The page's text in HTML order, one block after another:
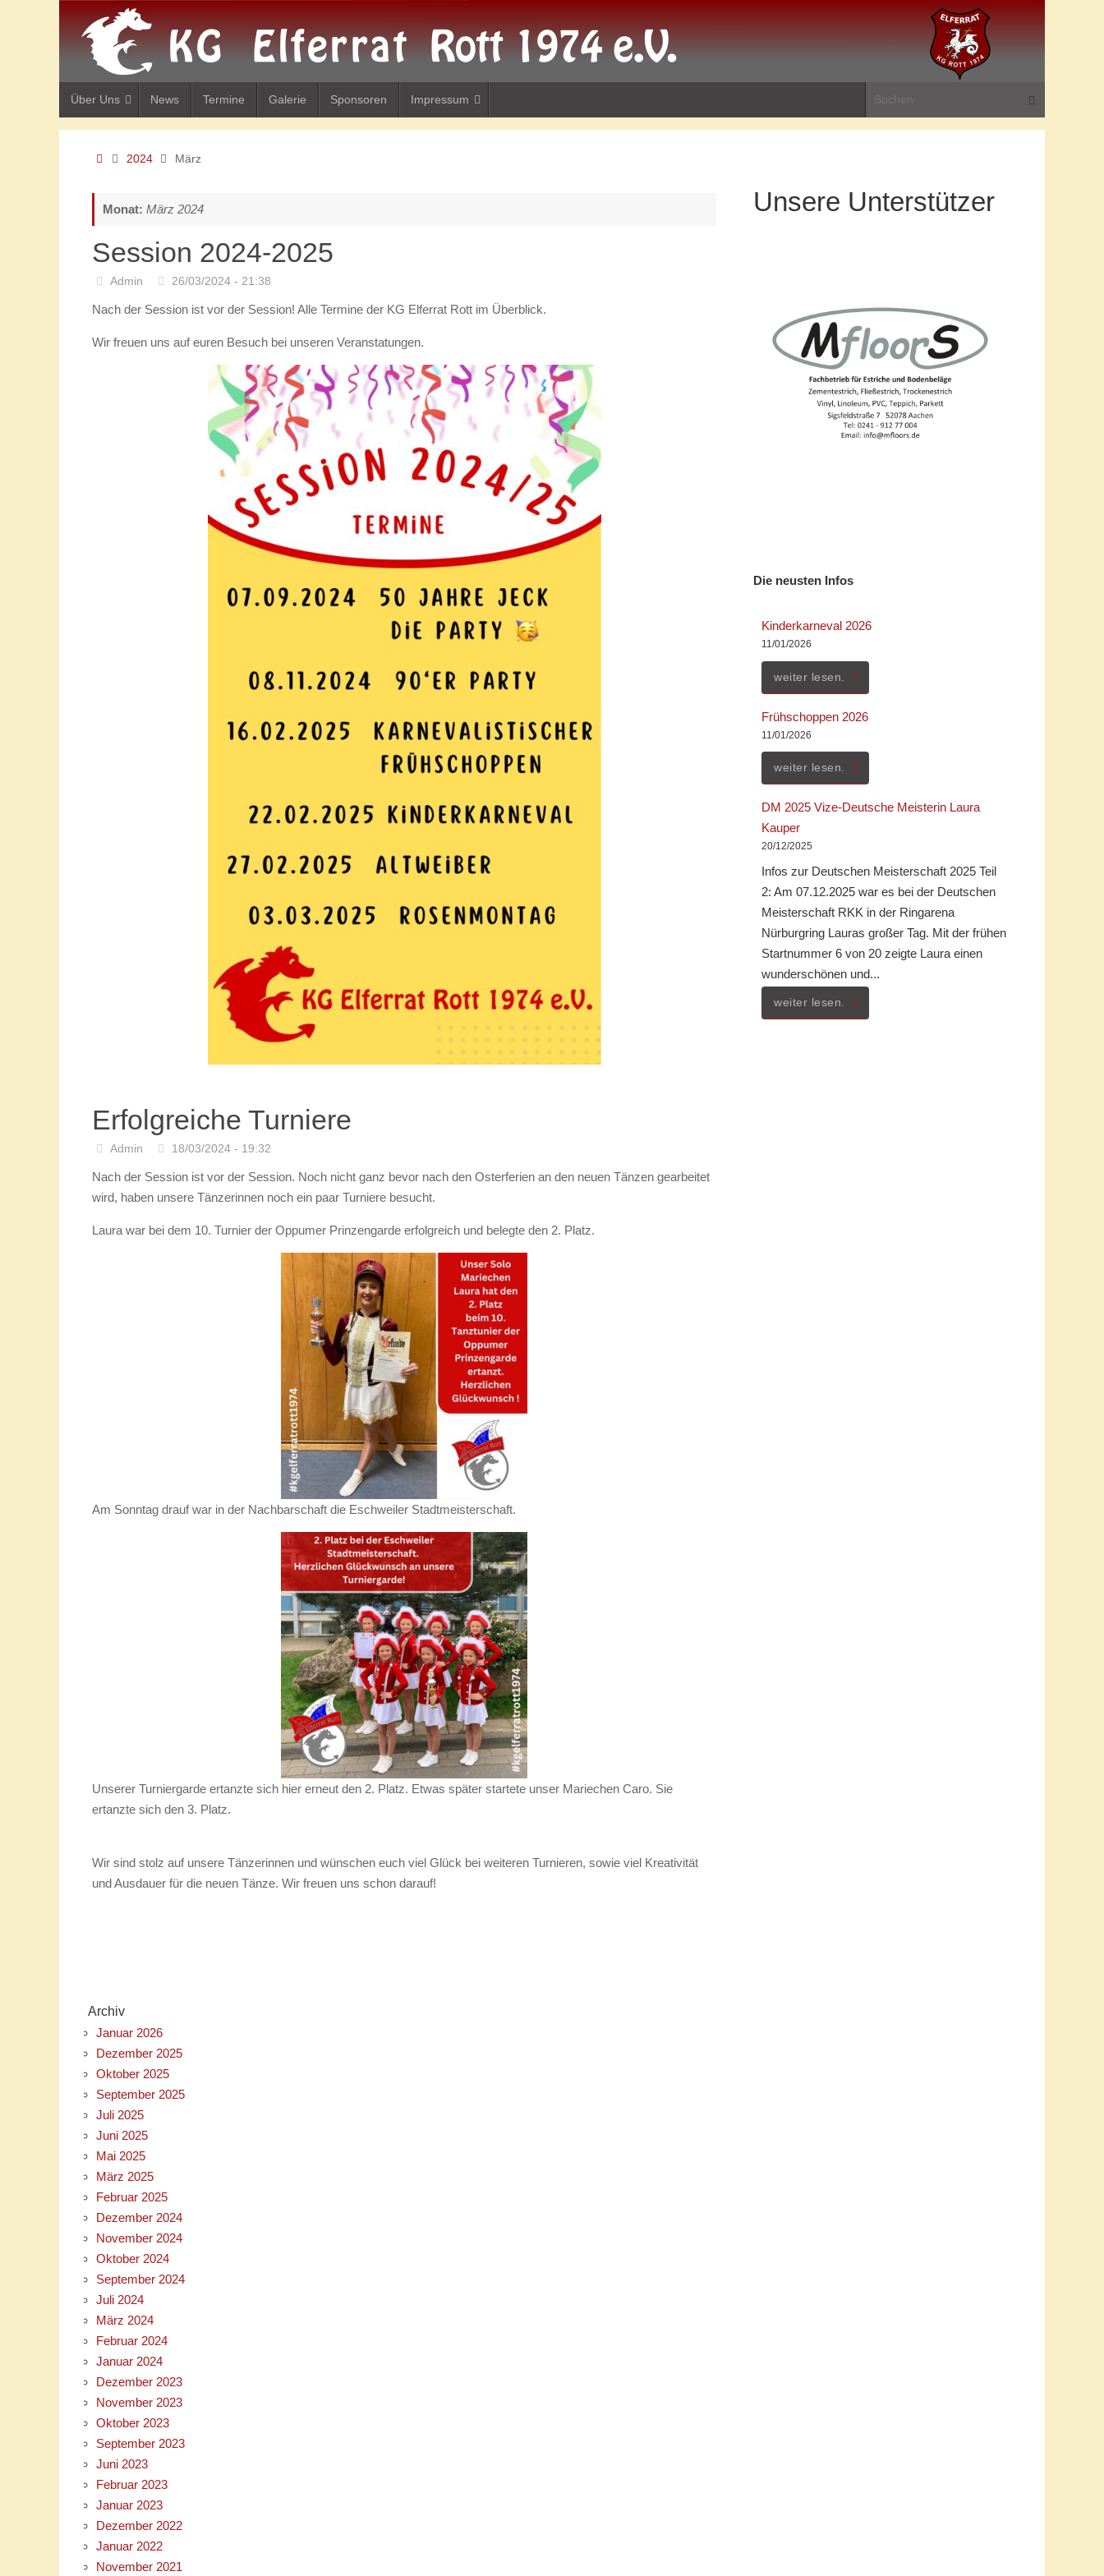
Inhalt
Über Uns News Termine Galerie Sponsoren Impressum Suchen
Start2024 März
Monat: März 2024
Session 2024-2025
Admin 26/03/2024 - 21:38
Nach der Session ist vor der Session! Alle Termine der KG Elferrat Rott im Überblick.
Wir freuen uns auf euren Besuch bei unseren Veranstatungen.
Erfolgreiche Turniere
Admin 18/03/2024 - 19:32
Nach der Session ist vor der Session. Noch nicht ganz bevor nach den Osterferien an den neuen Tänzen gearbeitet
wird, haben unsere Tänzerinnen noch ein paar Turniere besucht.
Laura war bei dem 10. Turnier der Oppumer Prinzengarde erfolgreich und belegte den 2. Platz.
Am Sonntag drauf war in der Nachbarschaft die Eschweiler Stadtmeisterschaft.
Unserer Turniergarde ertanzte sich hier erneut den 2. Platz. Etwas später startete unser Mariechen Caro. Sie
ertanzte sich den 3. Platz.
Wir sind stolz auf unsere Tänzerinnen und wünschen euch viel Glück bei weiteren Turnieren, sowie viel Kreativität
und Ausdauer für die neuen Tänze. Wir freuen uns schon darauf!
Unsere Unterstützer
Die neusten Infos
Kinderkarneval 2026
11/01/2026
weiter lesen.
Frühschoppen 2026
11/01/2026
weiter lesen.
DM 2025 Vize-Deutsche Meisterin Laura
Kauper
20/12/2025
Infos zur Deutschen Meisterschaft 2025 Teil
2: Am 07.12.2025 war es bei der Deutschen
Meisterschaft RKK in der Ringarena
Nürburgring Lauras großer Tag. Mit der frühen
Startnummer 6 von 20 zeigte Laura einen
wunderschönen und...
weiter lesen.
Archiv
Januar 2026
Dezember 2025
Oktober 2025
September 2025
Juli 2025
Juni 2025
Mai 2025
März 2025
Februar 2025
Dezember 2024
November 2024
Oktober 2024
September 2024
Juli 2024
März 2024
Februar 2024
Januar 2024
Dezember 2023
November 2023
Oktober 2023
September 2023
Juni 2023
Februar 2023
Januar 2023
Dezember 2022
Januar 2022
November 2021